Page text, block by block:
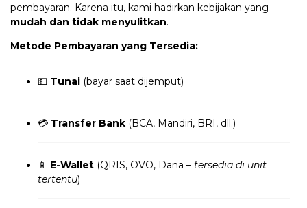
pembayaran. Karena itu, kami hadirkan kebijakan yang
mudah dan tidak menyulitkan.
Metode Pembayaran yang Tersedia:
💵 Tunai (bayar saat dijemput)
💳 Transfer Bank (BCA, Mandiri, BRI, dll.)
📱 E-Wallet (QRIS, OVO, Dana – tersedia di unit
tertentu)